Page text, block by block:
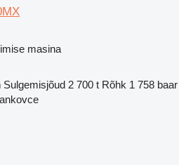
masina
Sulgemisjõud 2 700 t Rõhk 1 758 baar